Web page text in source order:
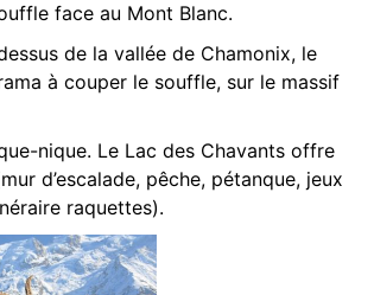
face au Mont Blanc.
de la vallée de Chamonix, le
à couper le souffle, sur le massif
nique. Le Lac des Chavants offre
d’escalade, pêche, pétanque, jeux
raquettes).